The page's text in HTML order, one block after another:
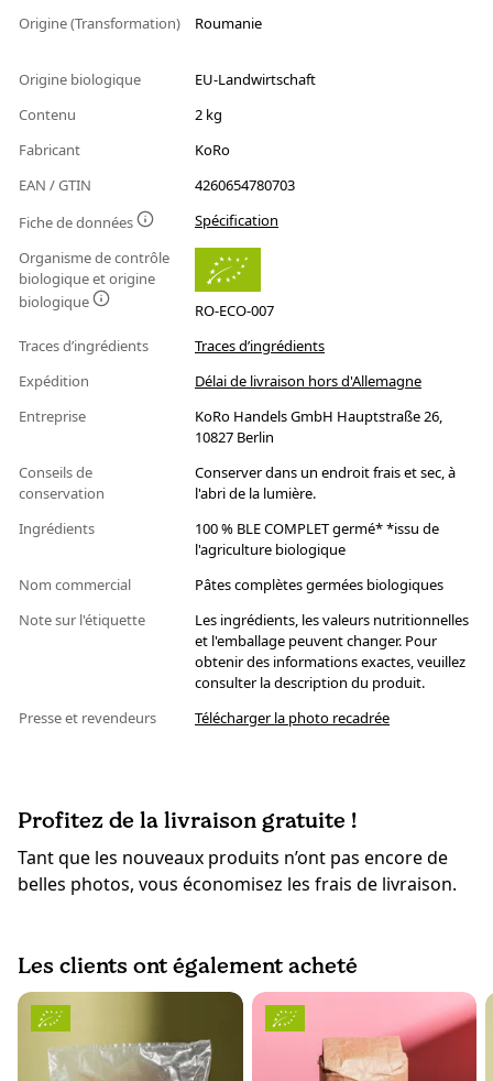
Origine (Transformation) Roumanie
Origine biologique
EU-Landwirtschaft
Contenu
2 kg
Fabricant
KoRo
EAN / GTIN
4260654780703
Fiche de données
Spécification
Organisme de contrôle
biologique et origine
biologique
RO-ECO-007
Traces d’ingrédients
Traces d’ingrédients
Expédition
Délai de livraison hors d'Allemagne
Entreprise
KoRo Handels GmbH Hauptstraße 26,
10827 Berlin
Conseils de
conservation
Conserver dans un endroit frais et sec, à
l'abri de la lumière.
Ingrédients
100 % BLE COMPLET germé* *issu de
l'agriculture biologique
Nom commercial
Pâtes complètes germées biologiques
Note sur l'étiquette
Les ingrédients, les valeurs nutritionnelles
et l'emballage peuvent changer. Pour
obtenir des informations exactes, veuillez
consulter la description du produit.
Presse et revendeurs
Télécharger la photo recadrée
Profitez de la livraison gratuite !
Tant que les nouveaux produits n’ont pas encore de
belles photos, vous économisez les frais de livraison.
Les clients ont également acheté